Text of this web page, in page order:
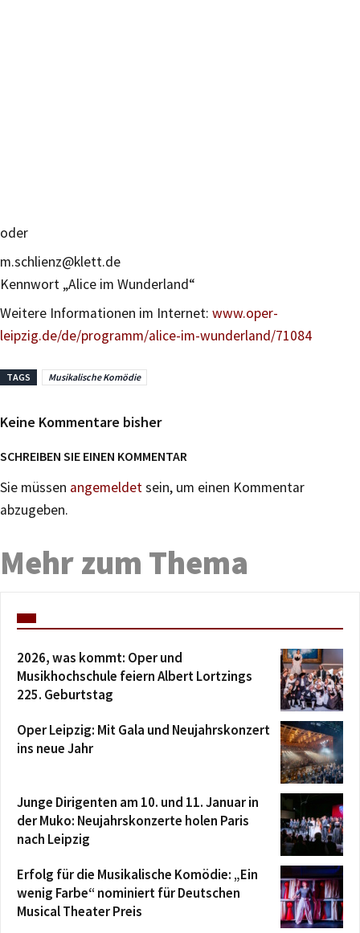
oder
m.schlienz@klett.de
Kennwort „Alice im Wunderland“
Weitere Informationen im Internet: www.oper-
leipzig.de/de/programm/alice-im-wunderland/71084
TAGS Musikalische Komödie
Keine Kommentare bisher
SCHREIBEN SIE EINEN KOMMENTAR
Sie müssen angemeldetsein, um einen Kommentar
abzugeben.
Mehr zum Thema
2026, was kommt: Oper und
Musikhochschule feiern Albert Lortzings
225. Geburtstag
Oper Leipzig: Mit Gala und Neujahrskonzert
ins neue Jahr
Junge Dirigenten am 10. und 11. Januar in
der Muko: Neujahrskonzerte holen Paris
nach Leipzig
Erfolg für die Musikalische Komödie: „Ein
wenig Farbe“ nominiert für Deutschen
Musical Theater Preis